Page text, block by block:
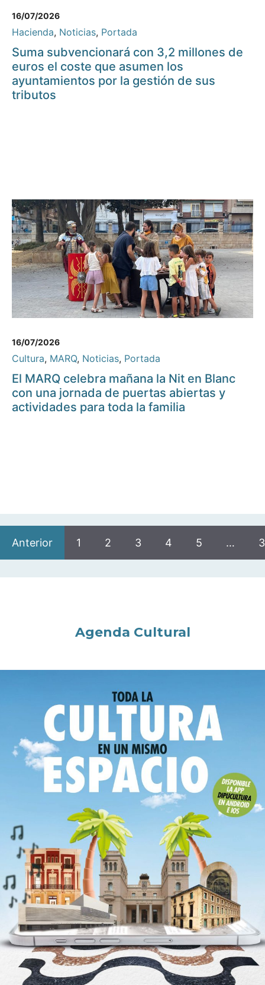
16/07/2026
Hacienda, Noticias, Portada
Suma subvencionará con 3,2 millones de
euros el coste que asumen los
ayuntamientos por la gestión de sus
tributos
16/07/2026
Cultura, MARQ, Noticias, Portada
El MARQ celebra mañana la Nit en Blanc
con una jornada de puertas abiertas y
actividades para toda la familia
Anterior 1 2 3 4 5 …
Agenda Cultural